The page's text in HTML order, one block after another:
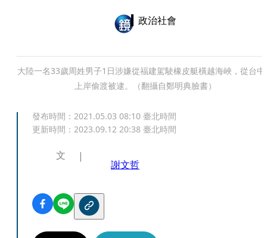
政治社會
大陸一名33歲周姓男子1日涉嫌從福建駕駛橡皮艇橫越海峽，從台
上岸偷渡被逮。（翻攝自鄭明典臉書）
發布時間： 2021.05.03 08:10 臺北時間
更新時間： 2023.09.12 20:38 臺北時間
文
謝文哲